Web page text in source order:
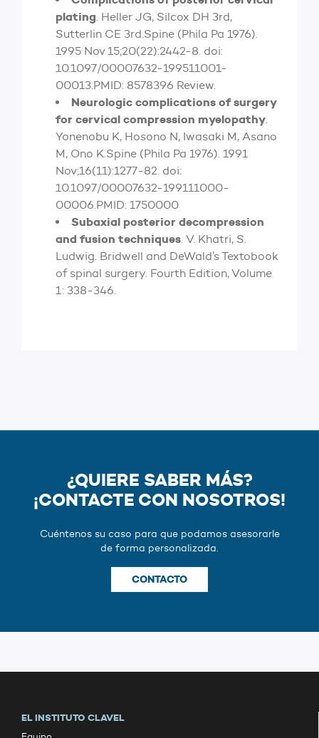
plating . Heller JG, Silcox DH 3rd,
Sutterlin CE 3rd.Spine (Phila Pa 1976).
1995 Nov 15;20(22):2442-8. doi:
10.1097/00007632-199511001-
00013.PMID: 8578396 Review.
Neurologic complications of surgery
for cervical compression myelopathy
Yonenobu K, Hosono N, Iwasaki M, Asano
M, Ono K.Spine (Phila Pa 1976). 1991
Nov;16(11):1277-82. doi:
10.1097/00007632-199111000-
00006.PMID: 1750000
Subaxial posterior decompression
and fusion techniques . V. Khatri, S.
Ludwig. Bridwell and DeWald’s Textobook
of spinal surgery. Fourth Edition, Volume
1: 338-346.
¿QUIERE SABER MÁS?
¡CONTACTE CON NOSOTROS!
Cuéntenos su caso para que podamos asesorarle
de forma personalizada.
CONTACTO
EL INSTITUTO CLAVEL